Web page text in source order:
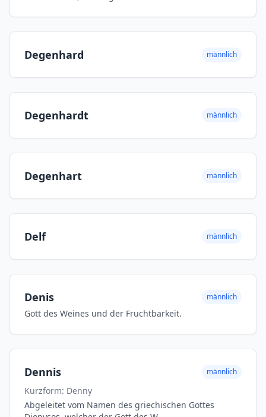
Degenhard männlich
Degenhardt männlich
Degenhart männlich
Delf männlich
Denis männlich
Gott des Weines und der Fruchtbarkeit.
Dennis männlich
Kurzform: Denny
Abgeleitet vom Namen des griechischen Gottes